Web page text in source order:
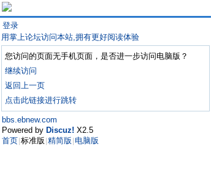
登录
用掌上论坛访问本站,拥有更好阅读体验
您访问的页面无手机页面，是否进一步访问电脑版？
继续访问
返回上一页
点击此链接进行跳转
bbs.ebnew.com
Powered by Discuz! X2.5
首页 标准版 精简版 电脑版